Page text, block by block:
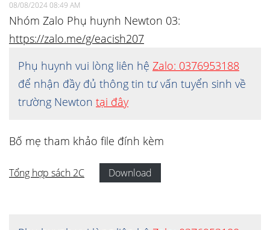
08/08/2024 08:49 AM
Nhóm Zalo Phụ huynh Newton 03:
https://zalo.me/g/eacish207
Phụ huynh vui lòng liên hệ Zalo: 0376953188
để nhận đầy đủ thông tin tư vấn tuyển sinh về
trường Newton tại đây
Bố mẹ tham khảo file đính kèm
Tổng hợp sách 2C Download